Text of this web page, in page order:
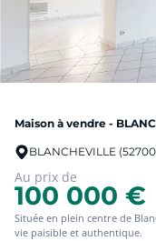
Maison à vendre -
BLANCHEVILLE
Au prix de
100 000 €
Située en plein centre de
vie paisible et authentique.